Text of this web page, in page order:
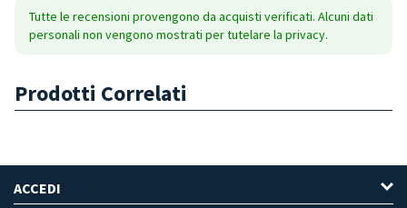
Tutte le recensioni provengono da acquisti verificati. Alcuni dati
personali non vengono mostrati per tutelare la privacy.
Prodotti Correlati
ACCEDI